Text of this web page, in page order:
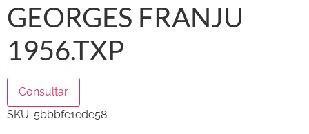
GEORGES FRANJU
1956.TXP
Consultar
SKU: 5bbbfe1ede58